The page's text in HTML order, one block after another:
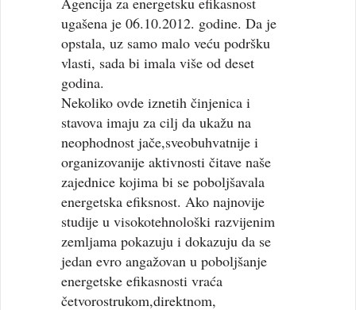
ugašena je 06.10.2012. godine. Da je
opstala, uz samo malo veću podršku
vlasti, sada bi imala više od deset
godina.
Nekoliko ovde iznetih činjenica i
stavova imaju za cilj da ukažu na
neophodnost jače,sveobuhvatnije i
organizovanije aktivnosti čitave naše
zajednice kojima bi se poboljšavala
energetska efiksnost. Ako najnovije
studije u visokotehnološki razvijenim
zemljama pokazuju i dokazuju da se
jedan evro angažovan u poboljšanje
energetske efikasnosti vraća
četvorostrukom,direktnom,